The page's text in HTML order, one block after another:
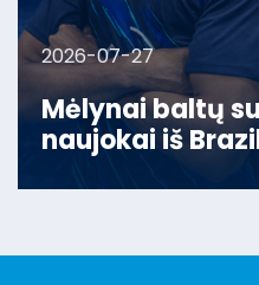
2026-07-27
Mėlynai baltų
naujokai iš